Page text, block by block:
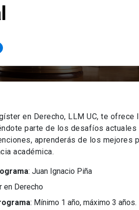
en Derecho, LLM UC, te
parte de los desafíos actuales
aprenderás de los
académica.
: Juan Ignacio Piña
en Derecho
: Mínimo 1 año, máximo 3 años.